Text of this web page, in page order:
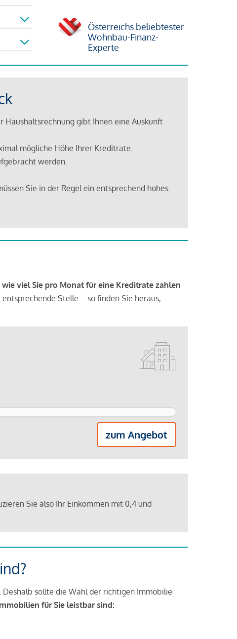
Österreichs beliebtester
Wohnbau-Finanz-
Experte
Haushaltsrechnung gibt Ihnen eine Auskunft
mögliche Höhe Ihrer Kreditrate.
werden.
Sie in der Regel ein entsprechend hohes
wie viel Sie pro Monat für eine Kreditrate zahlen
Stelle – so finden Sie heraus,
zum Angebot
Sie also Ihr Einkommen mit 0,4 und
sollte die Wahl der richtigen Immobilie
für Sie leistbar sind: